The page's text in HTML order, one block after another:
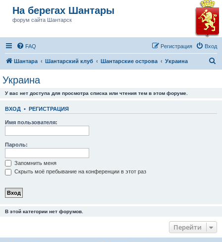
На берегах Шантары
форум сайта Шантарск
FAQ Вход
Регистрация
Шантара Шантарский клуб Шантарские острова Украина
Украина
У вас нет доступа для просмотра списка или чтения тем в этом форуме.
ВХОД • РЕГИСТРАЦИЯ
Имя пользователя:
Пароль:
Запомнить меня
Скрыть моё пребывание на конференции в этот раз
В этой категории нет форумов.
Перейти